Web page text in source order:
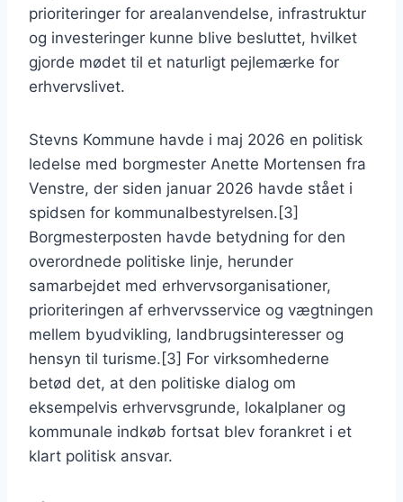
prioriteringer for arealanvendelse, infrastruktur
og investeringer kunne blive besluttet, hvilket
gjorde mødet til et naturligt pejlemærke for
erhvervslivet.
Stevns Kommune havde i maj 2026 en politisk
ledelse med borgmester Anette Mortensen fra
Venstre, der siden januar 2026 havde stået i
spidsen for kommunalbestyrelsen.[3]
Borgmesterposten havde betydning for den
overordnede politiske linje, herunder
samarbejdet med erhvervsorganisationer,
prioriteringen af erhvervsservice og vægtningen
mellem byudvikling, landbrugsinteresser og
hensyn til turisme.[3] For virksomhederne
betød det, at den politiske dialog om
eksempelvis erhvervsgrunde, lokalplaner og
kommunale indkøb fortsat blev forankret i et
klart politisk ansvar.